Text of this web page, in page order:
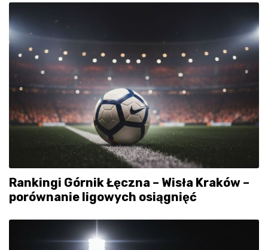
Rankingi Górnik Łęczna – Wisła Kraków –
porównanie ligowych osiągnięć